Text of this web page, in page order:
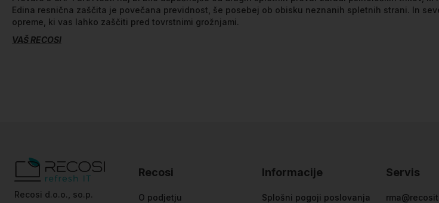
Edina resnična zaščita je povečana previdnost, še posebej ob obisku neznanih spletnih strani. In
opreme, ki vas lahko zaščiti pred tovrstnimi grožnjami.
VAŠ RECOSI
Recosi d.o.o., so.p.
Recosi
O podjetju
Informacije
Splošni pogoji poslovanja
Servis